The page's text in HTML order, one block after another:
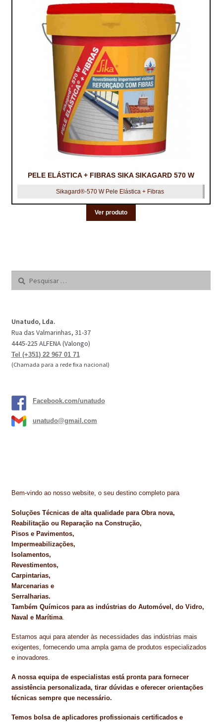
PELE ELÁSTICA + FIBRAS SIKA SIKAGARD 570 W
Sikagard®-570 W Pele Elástica + Fibras
Ver produto
Pesquisar
Unatudo, Lda.
Rua das Valmarinhas, 31-37
4445-225 ALFENA (Valongo)
Tel (+351) 22 967 01 71
(Chamada para a rede fixa nacional)
Facebook.com/unatudo
unatudo@gmail.com
Bem-vindo ao nosso website, o seu destino completo para
Soluções Técnicas de alta qualidade para Obra nova,
Reabilitação ou Reparação na Construção,
Pisos e Pavimentos,
Impermeabilizações,
Isolamentos,
Revestimentos,
Carpintarias,
Marcenarias e
Serralharias.
Também Químicos para as indústrias do Automóvel, do Vidro,
Naval e Marítima.
Estamos aqui para atender às necessidades das indústrias mais
exigentes, fornecendo uma ampla gama de produtos especializados
e inovadores.
A nossa equipa de especialistas está pronta para fornecer
assistência personalizada, tirar dúvidas e oferecer orientações
técnicas sempre que necessário.
Temos bolsa de aplicadores profissionais certificados e